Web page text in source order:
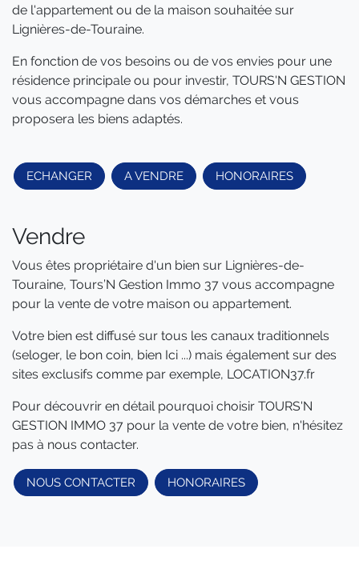
de l'appartement ou de la maison souhaitée sur
Lignières-de-Touraine.
En fonction de vos besoins ou de vos envies pour une
résidence principale ou pour investir, TOURS'N GESTION
vous accompagne dans vos démarches et vous
proposera les biens adaptés.
ECHANGER A VENDRE HONORAIRES
Vendre
Vous êtes propriétaire d'un bien sur Lignières-de-
Touraine, Tours’N Gestion Immo 37 vous accompagne
pour la vente de votre maison ou appartement.
Votre bien est diffusé sur tous les canaux traditionnels
(seloger, le bon coin, bien Ici ...) mais également sur des
sites exclusifs comme par exemple, LOCATION37.fr
Pour découvrir en détail pourquoi choisir TOURS'N
GESTION IMMO 37 pour la vente de votre bien, n'hésitez
pas à nous contacter.
NOUS CONTACTER HONORAIRES